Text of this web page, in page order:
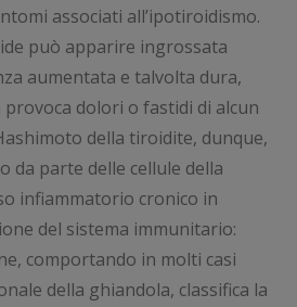
associati all’ipotiroidismo.
può apparire ingrossata
aumentata e talvolta dura,
dolori o fastidi di alcun
della tiroidite, dunque,
da parte delle cellule della
infiammatorio cronico in
del sistema immunitario:
comportando in molti casi
della ghiandola, classifica la